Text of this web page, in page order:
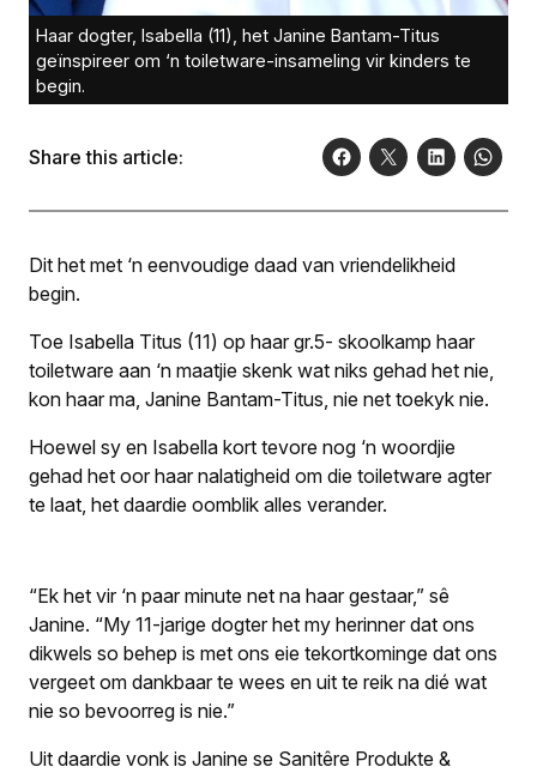
Haar dogter, Isabella (11), het Janine Bantam-Titus
geïnspireer om ‘n toiletware-insameling vir kinders te
begin.
Share this article:
Dit het met ‘n eenvoudige daad van vriendelikheid
begin.
Toe Isabella Titus (11) op haar gr.5- skoolkamp haar
toiletware aan ‘n maatjie skenk wat niks gehad het nie,
kon haar ma, Janine Bantam-Titus, nie net toekyk nie.
Hoewel sy en Isabella kort tevore nog ‘n woordjie
gehad het oor haar nalatigheid om die toiletware agter
te laat, het daardie oomblik alles verander.
“Ek het vir ‘n paar minute net na haar gestaar,” sê
Janine. “My 11-jarige dogter het my herinner dat ons
dikwels so behep is met ons eie tekortkominge dat ons
vergeet om dankbaar te wees en uit te reik na dié wat
nie so bevoorreg is nie.”
Uit daardie vonk is Janine se Sanitêre Produkte &